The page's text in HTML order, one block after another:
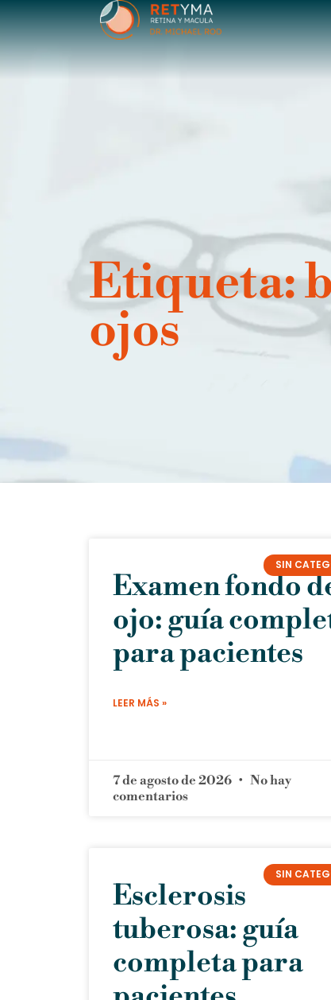
contenido
Etiqueta:
ojos
SIN
Examen fondo
ojo: guía
para pacientes
LEER MÁS »
7 de agosto de 2026
No hay
comentarios
SIN
Esclerosis
tuberosa: guía
completa para